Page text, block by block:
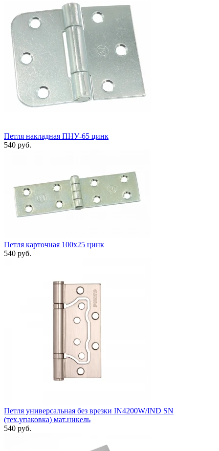
Петля накладная ПНУ-65 цинк
540 руб.
Петля карточная 100x25 цинк
540 руб.
Петля универсальная без врезки IN4200W/IND SN
(тех.упаковка) мат.никель
540 руб.